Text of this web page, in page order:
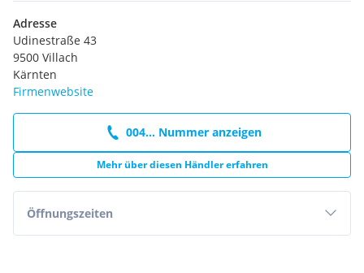
Adresse
Udinestraße 43
9500 Villach
Kärnten
Firmenwebsite
004... Nummer anzeigen
Mehr über diesen Händler erfahren
Öffnungszeiten